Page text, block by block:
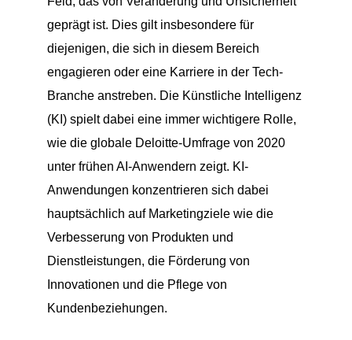
geprägt ist. Dies gilt insbesondere für
diejenigen, die sich in diesem Bereich
engagieren oder eine Karriere in der Tech-
Branche anstreben. Die Künstliche Intelligenz
(KI) spielt dabei eine immer wichtigere Rolle,
wie die globale Deloitte-Umfrage von 2020
unter frühen AI-Anwendern zeigt. KI-
Anwendungen konzentrieren sich dabei
hauptsächlich auf Marketingziele wie die
Verbesserung von Produkten und
Dienstleistungen, die Förderung von
Innovationen und die Pflege von
Kundenbeziehungen.